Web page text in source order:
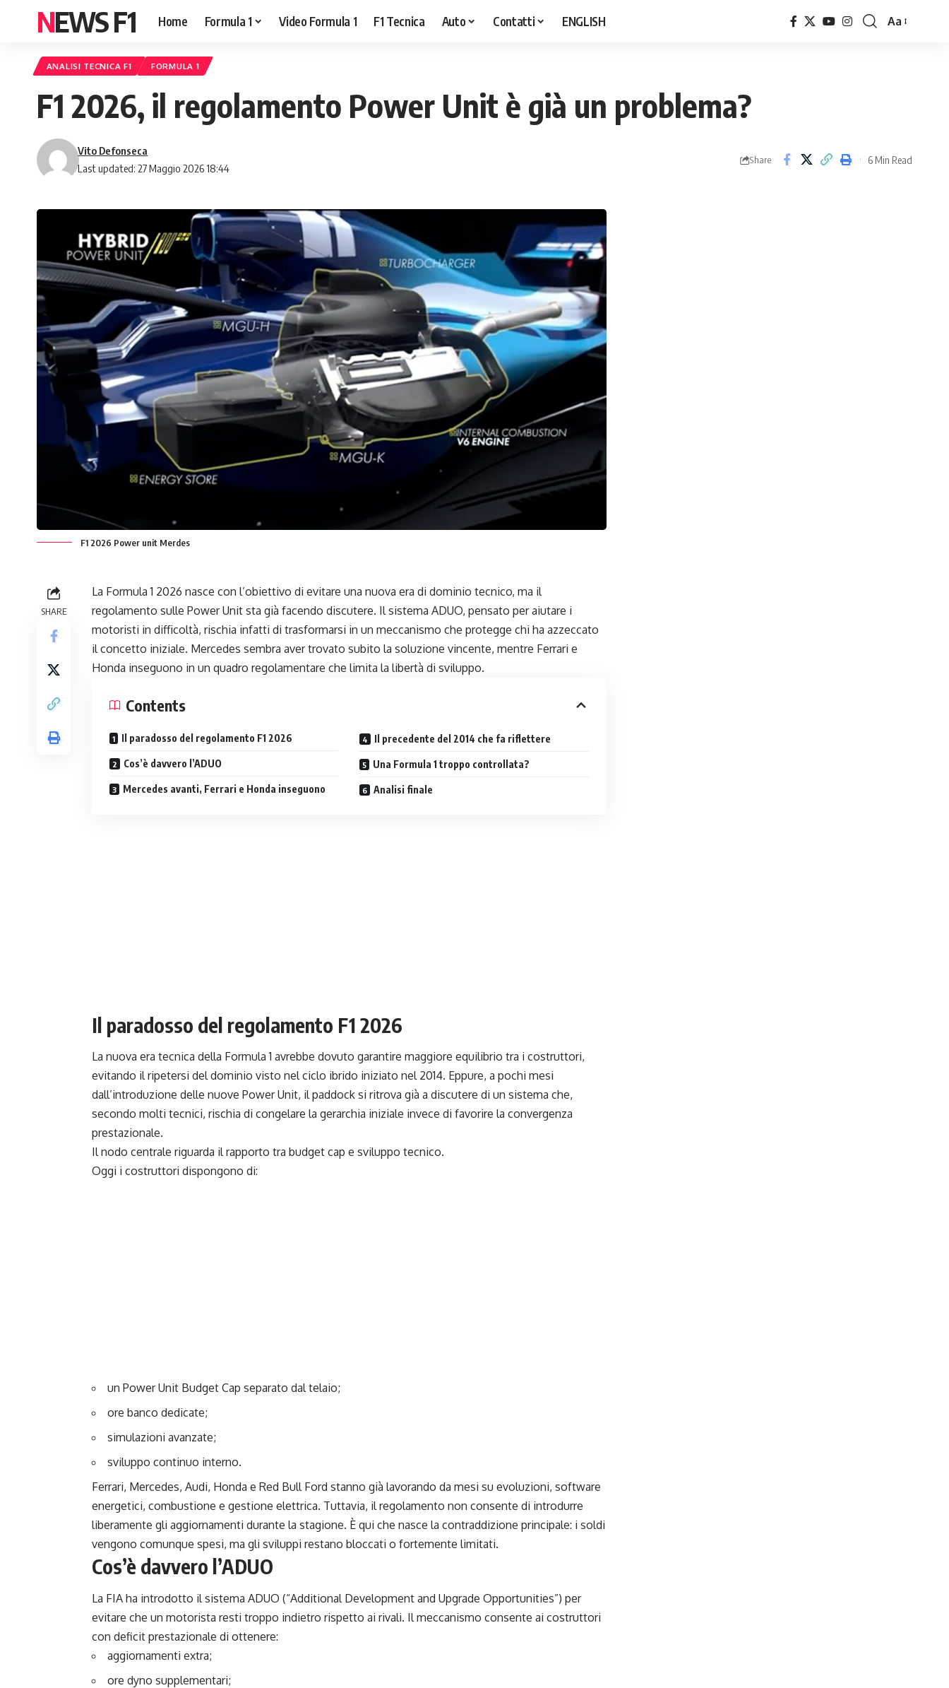
NEWS F1 Home Formula 1 Video Formula 1 F1 Tecnica Auto Contatti ENGLISH
Font
Aa
ANALISI TECNICA F1 FORMULA 1
F1 2026, il regolamento Power Unit è già un problema?
Last updated: 27 Maggio 2026 18:44
Vito Defonseca
Share 6 Min Read
F1 2026 Power unit Merdes
SHARE
La Formula 1 2026 nasce con l’obiettivo di evitare una nuova era di dominio tecnico, ma il
regolamento sulle Power Unit sta già facendo discutere. Il sistema ADUO, pensato per aiutare i
motoristi in difficoltà, rischia infatti di trasformarsi in un meccanismo che protegge chi ha azzeccato
il concetto iniziale. Mercedes sembra aver trovato subito la soluzione vincente, mentre Ferrari e
Honda inseguono in un quadro regolamentare che limita la libertà di sviluppo.
Contents
Il paradosso del regolamento F1 2026
Cos’è davvero l’ADUO
Mercedes avanti, Ferrari e Honda inseguono
Il precedente del 2014 che fa riflettere
Una Formula 1 troppo controllata?
Analisi finale
Il paradosso del regolamento F1 2026
La nuova era tecnica della Formula 1 avrebbe dovuto garantire maggiore equilibrio tra i costruttori,
evitando il ripetersi del dominio visto nel ciclo ibrido iniziato nel 2014. Eppure, a pochi mesi
dall’introduzione delle nuove Power Unit, il paddock si ritrova già a discutere di un sistema che,
secondo molti tecnici, rischia di congelare la gerarchia iniziale invece di favorire la convergenza
prestazionale.
Il nodo centrale riguarda il rapporto tra budget cap e sviluppo tecnico.
Oggi i costruttori dispongono di:
un Power Unit Budget Cap separato dal telaio;
ore banco dedicate;
simulazioni avanzate;
sviluppo continuo interno.
Ferrari, Mercedes, Audi, Honda e Red Bull Ford stanno già lavorando da mesi su evoluzioni, software
energetici, combustione e gestione elettrica. Tuttavia, il regolamento non consente di introdurre
liberamente gli aggiornamenti durante la stagione. È qui che nasce la contraddizione principale: i soldi
vengono comunque spesi, ma gli sviluppi restano bloccati o fortemente limitati.
Cos’è davvero l’ADUO
La FIA ha introdotto il sistema ADUO (“Additional Development and Upgrade Opportunities”) per
evitare che un motorista resti troppo indietro rispetto ai rivali. Il meccanismo consente ai costruttori
con deficit prestazionale di ottenere:
aggiornamenti extra;
ore dyno supplementari;